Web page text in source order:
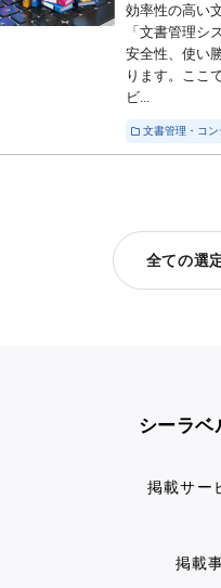
効率性の高い
「文書管理シ
安全性、使い
ります。ここ
ビ...
文書管理・コ
全ての選
シーラベ
掲載サー
掲載